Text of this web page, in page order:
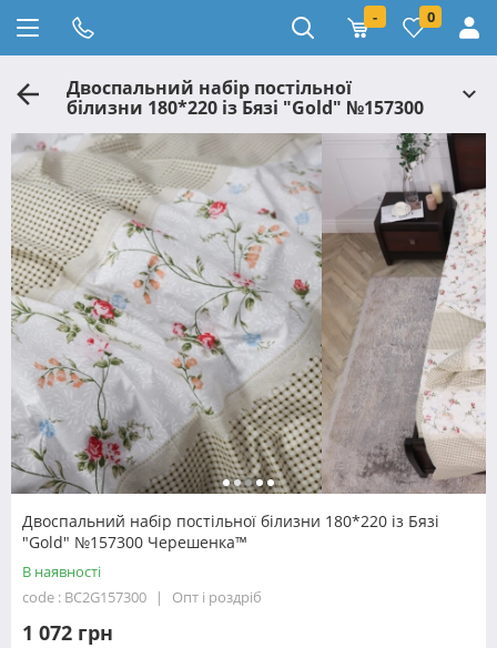
- 0
Двоспальний набір постільної
білизни 180*220 із Бязі "Gold" №157300
Черешенка™
Двоспальний набір постільної білизни 180*220 із Бязі
"Gold" №157300 Черешенка™
В наявності
code : BC2G157300
Опт і роздріб
1 072 грн